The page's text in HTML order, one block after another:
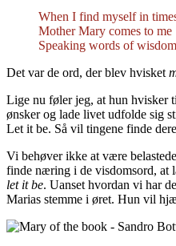
When I find myself in
Mother Mary comes to me
Speaking words of
Det var de ord, der blev hvisket
Lige nu føler jeg, at hun hvisker
ønsker og lade livet udfolde sig
Let it be. Så vil tingene finde
Vi behøver ikke at være
finde næring i de visdomsord, at
let it be. Uanset hvordan vi har
Marias stemme i øret. Hun vil